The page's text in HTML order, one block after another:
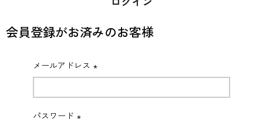
会員登録がお済みのお客様
メールアドレス
(必
パスワード